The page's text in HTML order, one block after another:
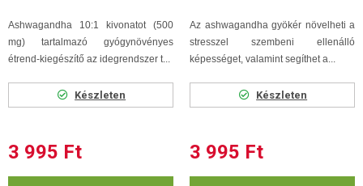
Ashwagandha 10:1 kivonatot (500
mg) tartalmazó gyógynövényes
étrend-kiegészítő az idegrendszer t...
Készleten
3 995 Ft
Az ashwagandha gyökér növelheti a
stresszel szembeni ellenálló
képességet, valamint segíthet a...
Készleten
3 995 Ft